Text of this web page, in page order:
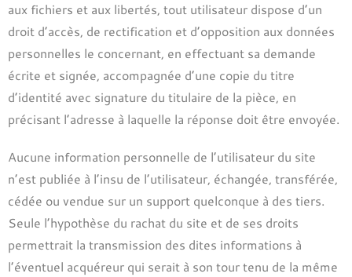
aux fichiers et aux libertés, tout utilisateur dispose d’un
droit d’accès, de rectification et d’opposition aux données
personnelles le concernant, en effectuant sa demande
écrite et signée, accompagnée d’une copie du titre
d’identité avec signature du titulaire de la pièce, en
précisant l’adresse à laquelle la réponse doit être envoyée.
Aucune information personnelle de l’utilisateur du site
n’est publiée à l’insu de l’utilisateur, échangée, transférée,
cédée ou vendue sur un support quelconque à des tiers.
Seule l’hypothèse du rachat du site et de ses droits
permettrait la transmission des dites informations à
l’éventuel acquéreur qui serait à son tour tenu de la même